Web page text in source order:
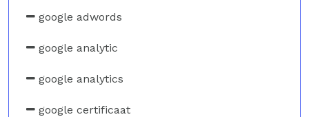
google adwords
google analytic
google analytics
google certificaat